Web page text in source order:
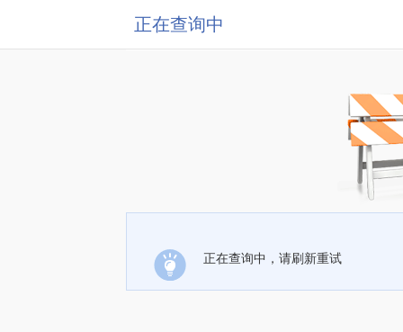
正在查询中
正在查询中，请刷新重试